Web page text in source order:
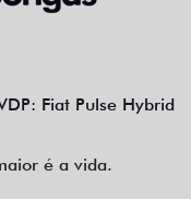
Fiat Pulse Hybrid
é a vida.